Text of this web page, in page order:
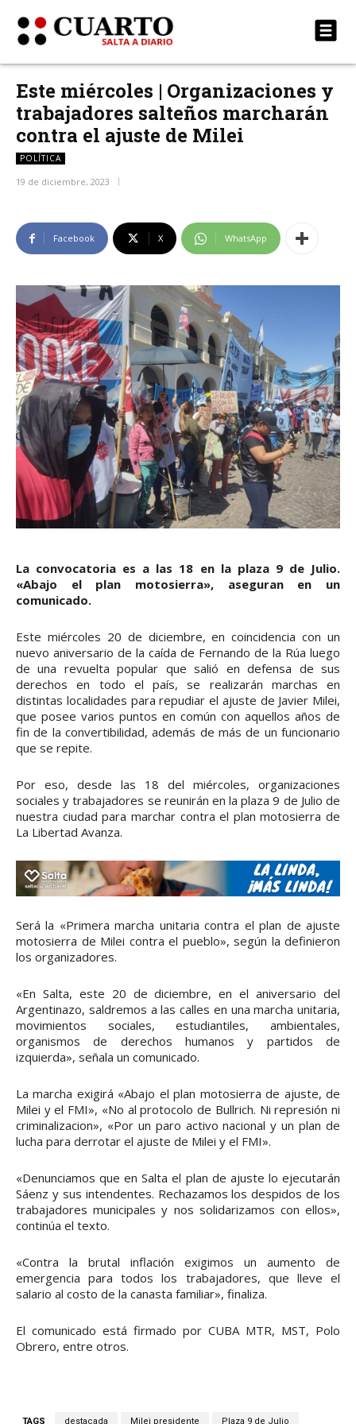
Este miércoles | Organizaciones y
trabajadores salteños marcharán
contra el ajuste de Milei
POLÍTICA
19 de diciembre, 2023
Facebook X WhatsApp
La convocatoria es a las 18 en la plaza 9 de Julio.
«Abajo el plan motosierra», aseguran en un
comunicado.
Este miércoles 20 de diciembre, en coincidencia con un
nuevo aniversario de la caída de Fernando de la Rúa luego
de una revuelta popular que salió en defensa de sus
derechos en todo el país, se realizarán marchas en
distintas localidades para repudiar el ajuste de Javier Milei,
que posee varios puntos en común con aquellos años de
fin de la convertibilidad, además de más de un funcionario
que se repite.
Por eso, desde las 18 del miércoles, organizaciones
sociales y trabajadores se reunirán en la plaza 9 de Julio de
nuestra ciudad para marchar contra el plan motosierra de
La Libertad Avanza.
Será la «Primera marcha unitaria contra el plan de ajuste
motosierra de Milei contra el pueblo», según la definieron
los organizadores.
«En Salta, este 20 de diciembre, en el aniversario del
Argentinazo, saldremos a las calles en una marcha unitaria,
movimientos sociales, estudiantiles, ambientales,
organismos de derechos humanos y partidos de
izquierda», señala un comunicado.
La marcha exigirá «Abajo el plan motosierra de ajuste, de
Milei y el FMI», «No al protocolo de Bullrich. Ni represión ni
criminalizacion», «Por un paro activo nacional y un plan de
lucha para derrotar el ajuste de Milei y el FMI».
«Denunciamos que en Salta el plan de ajuste lo ejecutarán
Sáenz y sus intendentes. Rechazamos los despidos de los
trabajadores municipales y nos solidarizamos con ellos»,
continúa el texto.
«Contra la brutal inflación exigimos un aumento de
emergencia para todos los trabajadores, que lleve el
salario al costo de la canasta familiar», finaliza.
El comunicado está firmado por CUBA MTR, MST, Polo
Obrero, entre otros.
TAGS destacada Milei presidente Plaza 9 de Julio